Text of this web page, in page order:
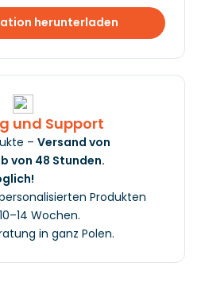
herunterladen
und Support
– Versand von
von 48 Stunden.
Produkten
Wochen.
in ganz Polen.